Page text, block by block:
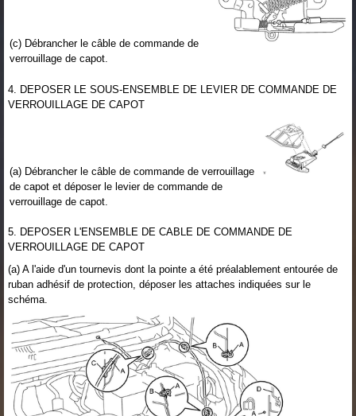
(c) Débrancher le câble de commande de
verrouillage de capot.
4. DEPOSER LE SOUS-ENSEMBLE DE LEVIER DE COMMANDE DE
VERROUILLAGE DE CAPOT
(a) Débrancher le câble de commande de verrouillage
de capot et déposer le levier de commande de
verrouillage de capot.
5. DEPOSER L'ENSEMBLE DE CABLE DE COMMANDE DE
VERROUILLAGE DE CAPOT
(a) A l'aide d'un tournevis dont la pointe a été préalablement entourée de
ruban adhésif de protection, déposer les attaches indiquées sur le
schéma.